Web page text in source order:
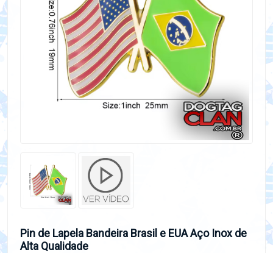
Pin de Lapela Bandeira Brasil e EUA Aço Inox de
Alta Qualidade